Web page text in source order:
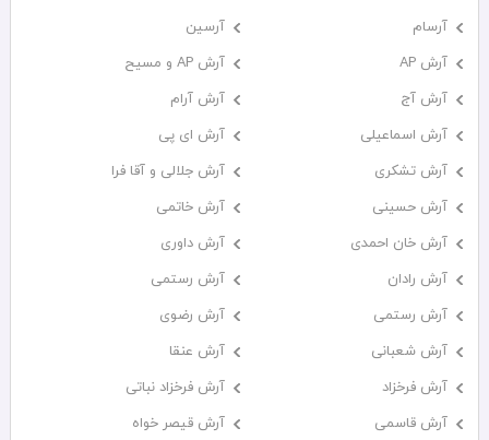
آرسام
آرسین
آرش AP
آرش AP و مسیح
آرش آج
آرش آرام
آرش اسماعیلی
آرش ای پی
آرش تشکری
آرش جلالی و آقا فرا
آرش حسینی
آرش خاتمی
آرش خان احمدی
آرش داوری
آرش رادان
آرش رستمى
آرش رستمی
آرش رضوی
آرش شعبانی
آرش عنقا
آرش فرخزاد
آرش فرخزاد نباتی
آرش قاسمی
آرش قیصر خواه